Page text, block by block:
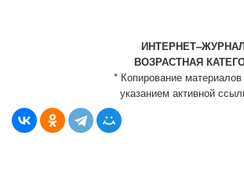
ВОЗРАСТНАЯ
* Копирование
указанием активной